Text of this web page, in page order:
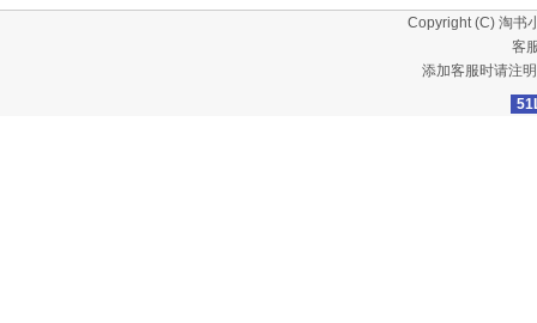
Copyright (C) 淘书
客
添加客服时请注